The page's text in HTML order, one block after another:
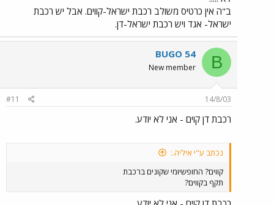
ב"ה אין כרטיס משולב רכבת ישראל-קווים. אבל יש רכבת
ישראל- אגד ויש רכבת ישראל-דן.
B
BUGO 54
New member
14/8/03
#11
רכבת דן קוים - אני לא יודע.
נכתב ע"י איליה.:
קווים? החופשיומי שקונים ברכבת
תקף בקווים?